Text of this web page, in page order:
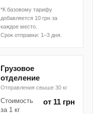
*К базовому тарифу
добавляется 10 грн за
каждое место.
Срок отправки: 1–3 дня.
Грузовое
отделение
Отправления свыше 30 кг
Стоимость
за 1 кг
от 11 грн